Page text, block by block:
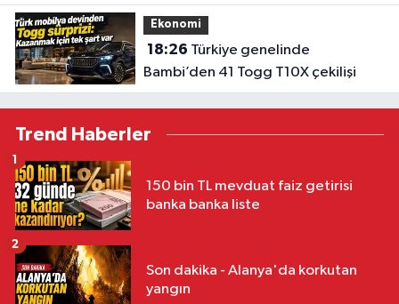
Ekonomi
18:26
Bambi’den 41 Togg T10X çekilişi
Trend Haberler
150 bin TL mevduat faiz getirisi
banka banka liste
1
Son dakika - Alanya'da korkutan
yangın
2